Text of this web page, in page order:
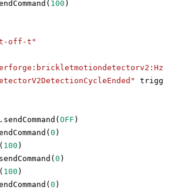
100 )
off-t"
trigg
OFF )
0 )
100 )
0 )
100 )
0 )